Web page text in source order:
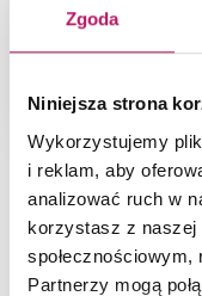
Zgoda
Niniejsza strona
Wykorzystujemy
i reklam, aby
analizować ruch w
korzystasz z naszej
Partnerzy mogą
Dostępność:na